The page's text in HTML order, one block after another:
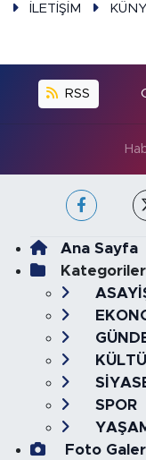
İLETİŞİM
RSS
Ana Sayfa
Kategoriler
SPOR
Foto